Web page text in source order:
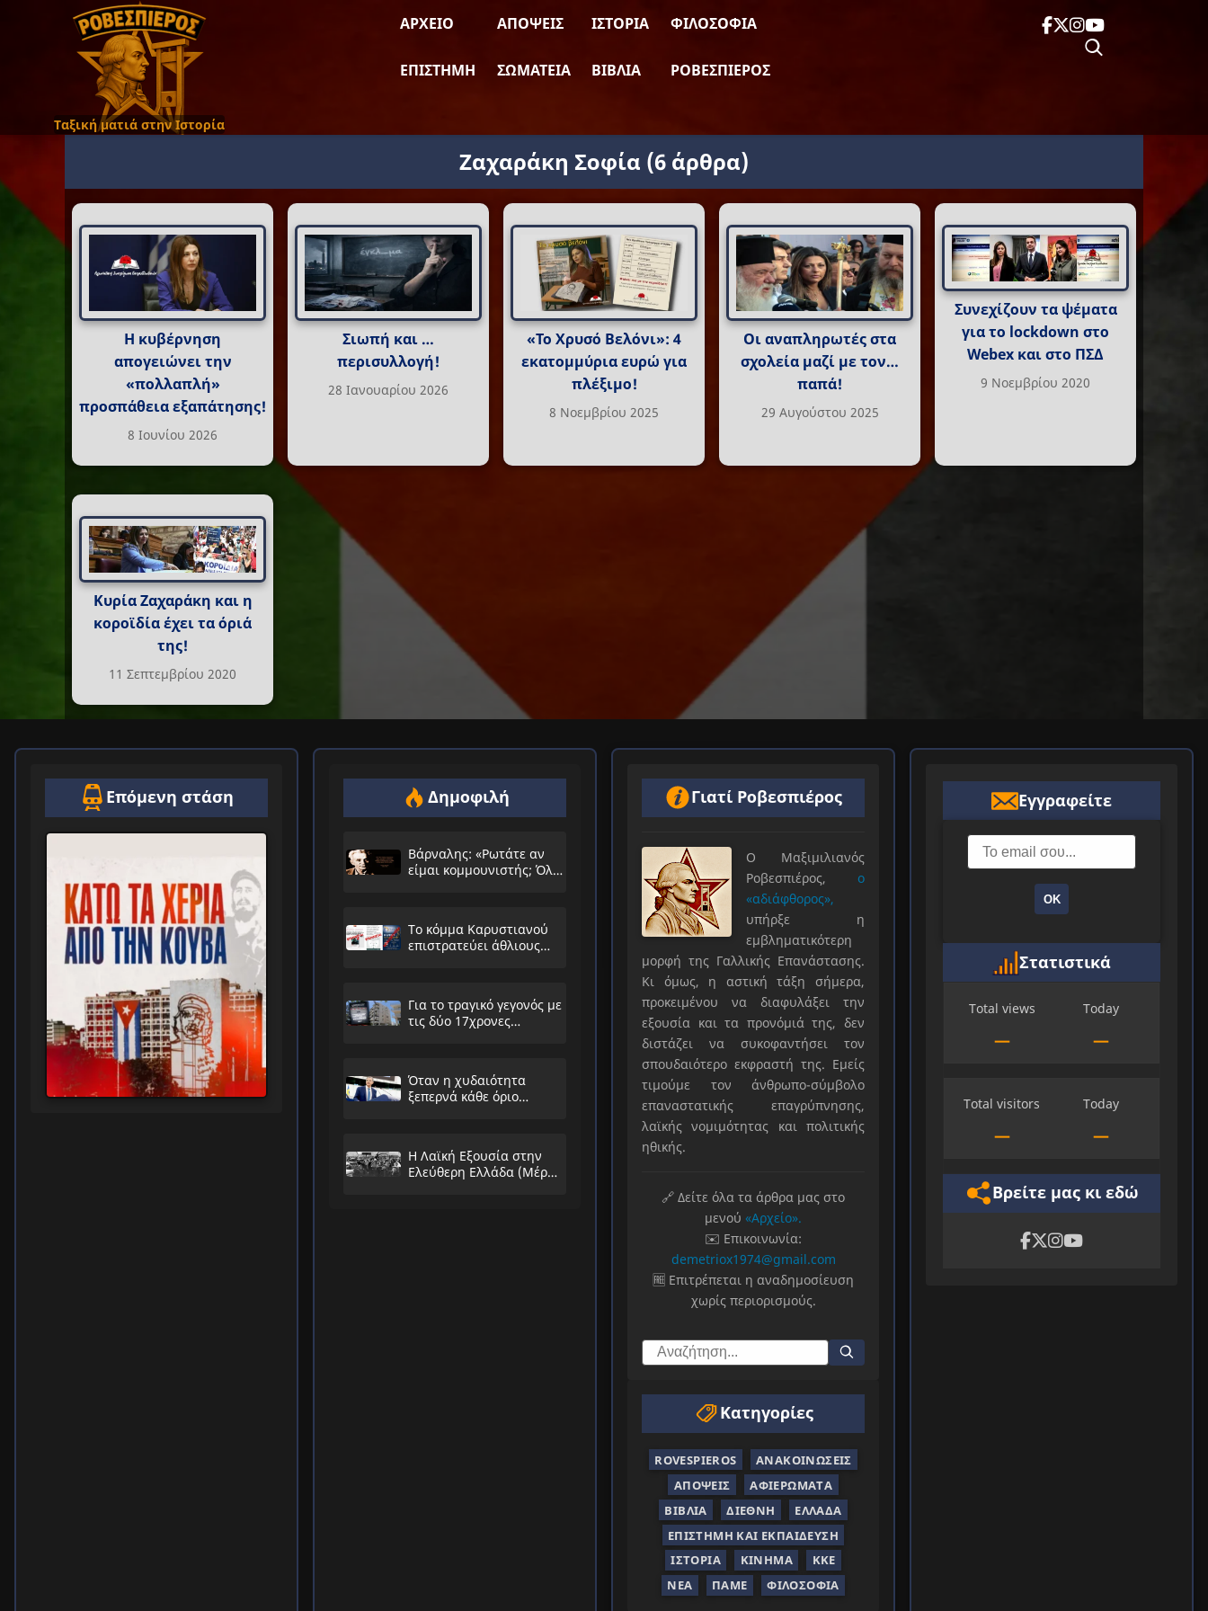
Ταξική ματιά στην Ιστορία
ΑΡΧΕΊΟ ΑΠΌΨΕΙΣ ΙΣΤΟΡΊΑ ΦΙΛΟΣΟΦΊΑ
ΕΠΙΣΤΉΜΗ ΣΩΜΑΤΕΊΑ ΒΙΒΛΊΑ ΡΟΒΕΣΠΙΈΡΟΣ
Ζαχαράκη Σοφία (6 άρθρα)
Η κυβέρνηση
απογειώνει την
«πολλαπλή»
προσπάθεια εξαπάτησης!
8 Ιουνίου 2026
Σιωπή και …
περισυλλογή!
28 Ιανουαρίου 2026
«Το Χρυσό Βελόνι»: 4
εκατομμύρια ευρώ για
πλέξιμο!
8 Νοεμβρίου 2025
Οι αναπληρωτές στα
σχολεία μαζί με τον…
παπά!
29 Αυγούστου 2025
Συνεχίζουν τα ψέματα
για το lockdown στο
Webex και στο ΠΣΔ
9 Νοεμβρίου 2020
Κυρία Ζαχαράκη και η
κοροϊδία έχει τα όριά
της!
11 Σεπτεμβρίου 2020
Επόμενη στάση Δημοφιλή
Βάρναλης: «Ρωτάτε αν
είμαι κομμουνιστής; Όλο
Το κόμμα Καρυστιανού
επιστρατεύει άθλιους
Για το τραγικό γεγονός με
τις δύο 17χρονες
Όταν η χυδαιότητα
ξεπερνά κάθε όριο…
Η Λαϊκή Εξουσία στην
Ελεύθερη Ελλάδα (Μέρος
Γιατί Ροβεσπιέρος
Ο Μαξιμιλιανός
Ροβεσπιέρος, ο
«αδιάφθορος»,
υπήρξε η
εμβληματικότερη
μορφή της Γαλλικής Επανάστασης.
Κι όμως, η αστική τάξη σήμερα,
προκειμένου να διαφυλάξει την
εξουσία και τα προνόμιά της, δεν
διστάζει να συκοφαντήσει τον
σπουδαιότερο εκφραστή της. Εμείς
τιμούμε τον άνθρωπο-σύμβολο
επαναστατικής επαγρύπνησης,
λαϊκής νομιμότητας και πολιτικής
ηθικής.
🔗 Δείτε όλα τα άρθρα μας στο
μενού «Αρχείο».
✉️ Επικοινωνία:
demetriox1974@gmail.com
🆓 Επιτρέπεται η αναδημοσίευση
χωρίς περιορισμούς.
Κατηγορίες
ROVESPIEROS
ΑΝΑΚΟΙΝΏΣΕΙΣ
ΑΠΌΨΕΙΣ
ΑΦΙΕΡΏΜΑΤΑ
ΒΙΒΛΊΑ
ΔΙΕΘΝΉ
ΕΛΛΆΔΑ
ΕΠΙΣΤΉΜΗ ΚΑΙ ΕΚΠΑΊΔΕΥΣΗ
ΙΣΤΟΡΊΑ
ΚΊΝΗΜΑ
ΚΚΕ
ΝΈΑ
ΠΑΜΕ ΦΙΛΟΣΟΦΊΑ
Εγγραφείτε
ΟΚ
Στατιστικά
Total views
—
Today
—
Total visitors
—
Today
—
Βρείτε μας κι εδώ